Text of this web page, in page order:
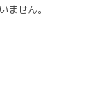
ません。